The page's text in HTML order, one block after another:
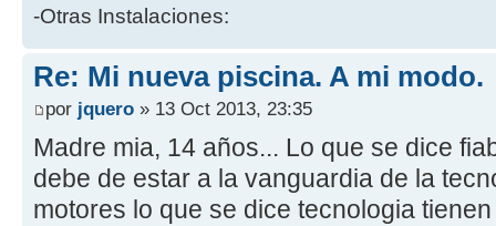
-Otras Instalaciones:
Re: Mi nueva piscina. A mi modo.
por jquero » 13 Oct 2013, 23:35
Madre mia, 14 años... Lo que se dice
debe de estar a la vanguardia de la
motores lo que se dice tecnologia